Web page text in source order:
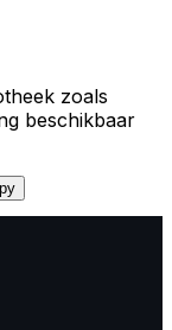
zoals
beschikbaar